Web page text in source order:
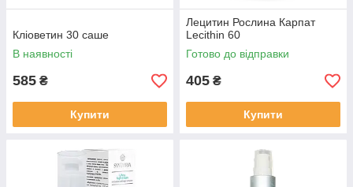
Кліоветин 30 саше
В наявності
585 ₴
Купити
Лецитин Рослина Карпат
Lecithin 60
Готово до відправки
405 ₴
Купити